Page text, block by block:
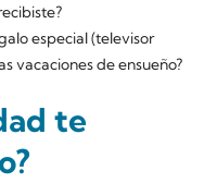
especial (televisor
vacaciones de ensueño?
te